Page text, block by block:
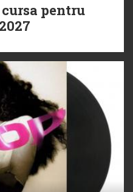
pentru